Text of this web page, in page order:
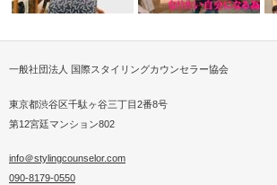
ネス・パーソ…
たいを叶えた…
一般社団法人 国際スタイリングカウンセラー協会
東京都渋谷区千駄ヶ谷三丁目2番8号
第12宮廷マンション802
info＠stylingcounselor.com
090-8179-0550